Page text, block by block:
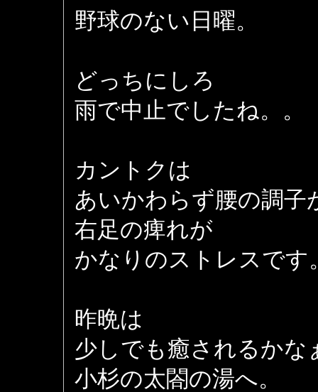
野球のない日曜。
どっちにしろ
雨で中止でしたね。。
カントクは
あいかわらず腰の調子
右足の痺れが
かなりのストレスです
昨晩は
少しでも癒されるかな
小杉の太閤の湯へ。